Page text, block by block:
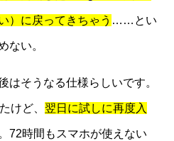
）に戻ってきちゃう ……とい
ない。
はそうなる仕様らしいです。
けど、 翌日に試しに再度入
。72時間もスマホが使えない